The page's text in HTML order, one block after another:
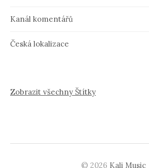
Kanál komentářů
Česká lokalizace
Zobrazit všechny Štítky
© 2026 Kali Music